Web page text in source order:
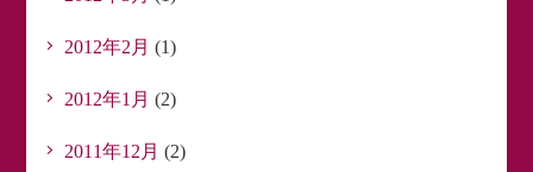
2012年2月 (1)
2012年1月 (2)
2011年12月 (2)